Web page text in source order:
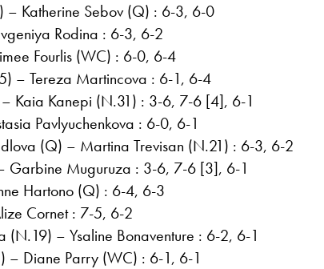
Katherine Sebov (Q) : 6-3, 6-0
Rodina : 6-3, 6-2
Fourlis (WC) : 6-0, 6-4
– Tereza Martincova : 6-1, 6-4
Kaia Kanepi (N.31) : 3-6, 7-6 [4], 6-1
Pavlyuchenkova : 6-0, 6-1
(Q) – Martina Trevisan (N.21) : 6-3, 6-2
Garbine Muguruza : 3-6, 7-6 [3], 6-1
Hartono (Q) : 6-4, 6-3
Cornet : 7-5, 6-2
(N.19) – Ysaline Bonaventure : 6-2, 6-1
– Diane Parry (WC) : 6-1, 6-1